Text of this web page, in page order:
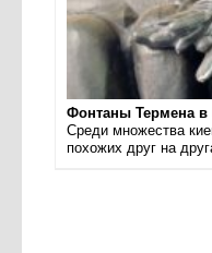
Фонтаны Термена в
Среди множества
похожих друг на